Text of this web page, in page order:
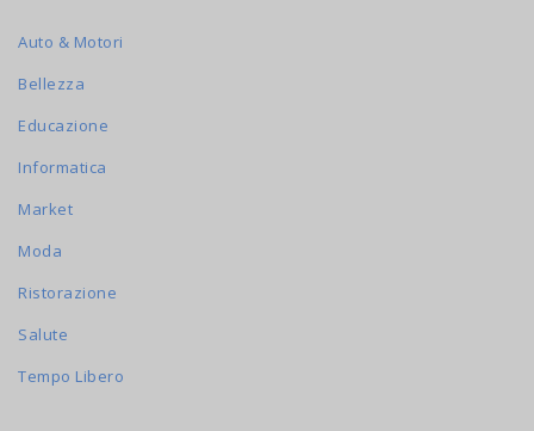
Auto & Motori
Bellezza
Educazione
Informatica
Market
Moda
Ristorazione
Salute
Tempo Libero